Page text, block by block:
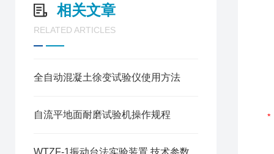
相关文章
RELATED ARTICLES
全自动混凝土徐变试验仪使用方法
自流平地面耐磨试验机操作规程
WTZF-1振动台法实验装置 技术参数